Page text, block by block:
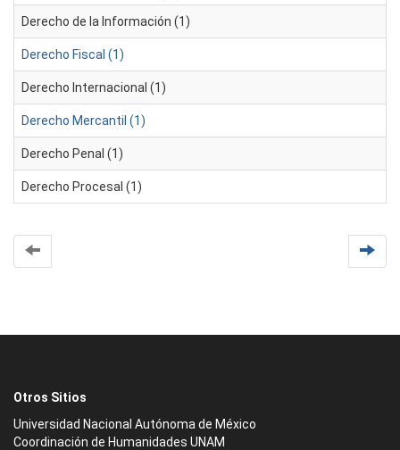
Derecho de la Información (1)
Derecho Fiscal (1)
Derecho Internacional (1)
Derecho Mercantil (1)
Derecho Penal (1)
Derecho Procesal (1)
Otros Sitios
Universidad Nacional Autónoma de México
Coordinación de Humanidades UNAM